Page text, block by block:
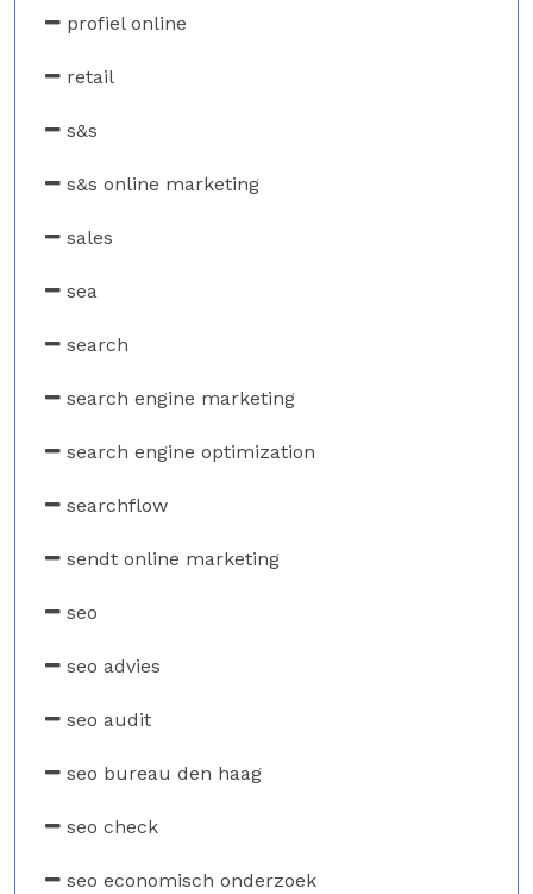
profiel online
retail
s&s
s&s online marketing
sales
sea
search
search engine marketing
search engine optimization
searchflow
sendt online marketing
seo
seo advies
seo audit
seo bureau den haag
seo check
seo economisch onderzoek